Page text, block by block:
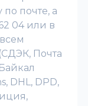
почте, а
04 или в
Почта
DHL, DPD,